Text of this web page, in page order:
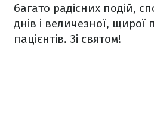
багато радісних подій,
днів і величезної, щирої
пацієнтів. Зі святом!